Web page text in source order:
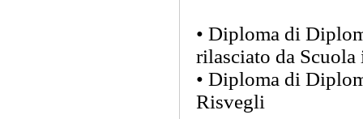
• Diploma di
rilasciato da
• Diploma di
Risvegli